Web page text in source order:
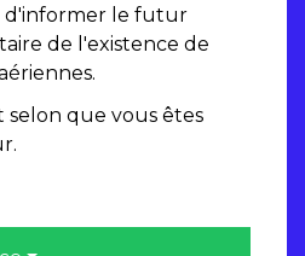
le futur
de l'existence de
selon que vous êtes